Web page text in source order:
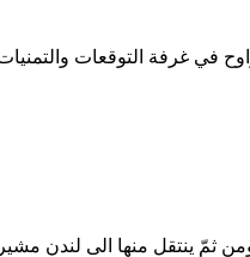
غرفة التوقعات والتمنيات
ثمّ ينتقل منها الى لندن